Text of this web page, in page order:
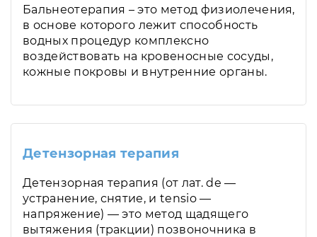
Бальнеотерапия – это метод физиолечения,
в основе которого лежит способность
водных процедур комплексно
воздействовать на кровеносные сосуды,
кожные покровы и внутренние органы.
Детензорная терапия
Детензорная терапия (от лат. de —
устранение, снятие, и tensio —
напряжение) — это метод щадящего
вытяжения (тракции) позвоночника в